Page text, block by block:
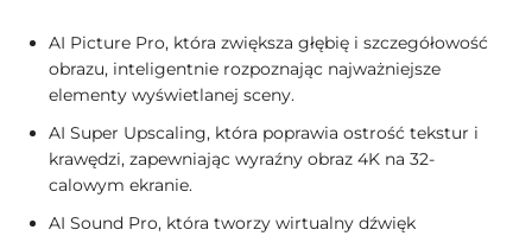
AI Picture Pro, która zwiększa głębię i szczegółowość
obrazu, inteligentnie rozpoznając najważniejsze
elementy wyświetlanej sceny.
AI Super Upscaling, która poprawia ostrość tekstur i
krawędzi, zapewniając wyraźny obraz 4K na 32-
calowym ekranie.
AI Sound Pro, która tworzy wirtualny dźwięk